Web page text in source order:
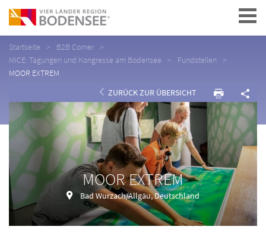
Navigation
Startseite
B2B Corner
MICE: Tagungen und Kongresse am Bodensee
Fundstellen
MOOR EXTREM
ZURÜCK ZUR ÜBERSICHT
MOOR EXTREM
Bad Wurzach/Allgäu, Deutschland